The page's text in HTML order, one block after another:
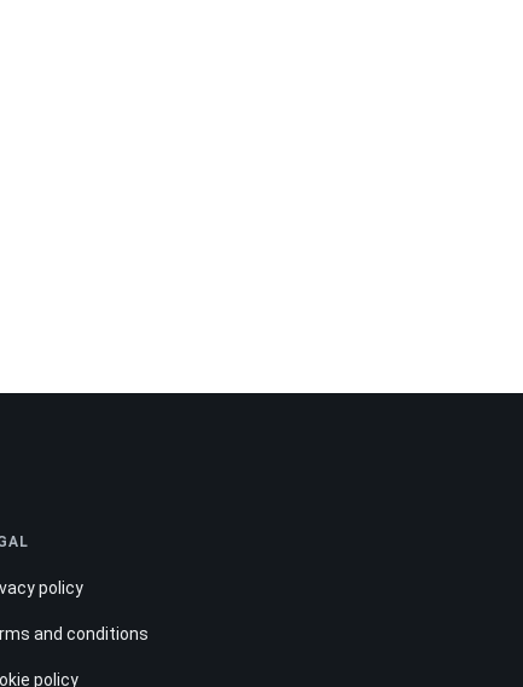
policy
and conditions
policy